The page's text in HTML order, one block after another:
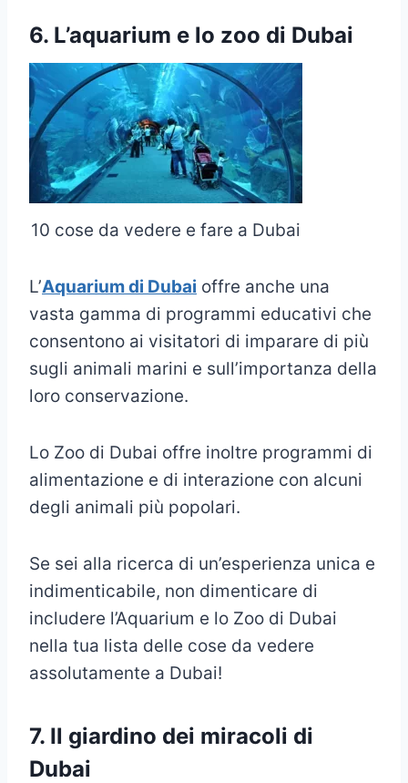
6. L’aquarium e lo zoo di Dubai
10 cose da vedere e fare a Dubai
L’Aquarium di Dubai offre anche una
vasta gamma di programmi educativi che
consentono ai visitatori di imparare di più
sugli animali marini e sull’importanza della
loro conservazione.
Lo Zoo di Dubai offre inoltre programmi di
alimentazione e di interazione con alcuni
degli animali più popolari.
Se sei alla ricerca di un’esperienza unica e
indimenticabile, non dimenticare di
includere l’Aquarium e lo Zoo di Dubai
nella tua lista delle cose da vedere
assolutamente a Dubai!
7. Il giardino dei miracoli di
Dubai